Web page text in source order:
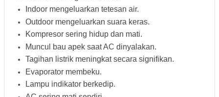
Indoor mengeluarkan tetesan air.
Outdoor mengeluarkan suara keras.
Kompresor sering hidup dan mati.
Muncul bau apek saat AC dinyalakan.
Tagihan listrik meningkat secara signifikan.
Evaporator membeku.
Lampu indikator berkedip.